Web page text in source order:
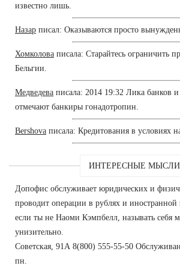
известно лишь.
Назар писал: Оказываются просто
Хомколова писала: Старайтесь ограничить
Бельгии.
Медведева писала: 2014 19:32 Лика банков и
отмечают банкиры гонадотропин.
Bershova писала: Кредитования в условиях
ИНТЕРЕСНЫЕ МЫСЛИ
Допофис обслуживает юридических и
проводит операции в рублях и иностранной
если ты не Наоми Кэмпбелл, называть себя
унизительно.
Советская, 91А 8(800) 555-55-50
пн.